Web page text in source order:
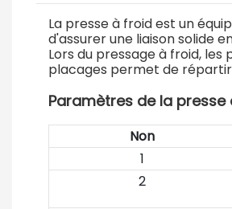
La presse à froid est un
d'assurer une liaison solide
Lors du pressage à froid,
placages permet de
Paramètres de la presse
Non
1
2